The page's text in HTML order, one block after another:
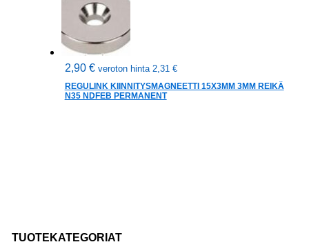
TUOTEKATEGORIAT
2,90 € veroton hinta 2,31 €
REGULINK KIINNITYSMAGNEETTI 15X3MM 3MM REIKÄ
N35 NDFEB PERMANENT